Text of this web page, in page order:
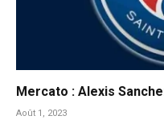
Mercato : Alexis
Août 1, 2023